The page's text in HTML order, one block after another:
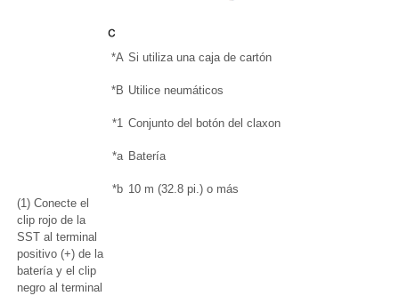
(1) Conecte el
clip rojo de la
SST al terminal
positivo (+) de la
batería y el clip
negro al terminal
*A Si utiliza una caja de cartón
*B Utilice neumáticos
*1 Conjunto del botón del claxon
*a Batería
*b 10 m (32.8 pi.) o más